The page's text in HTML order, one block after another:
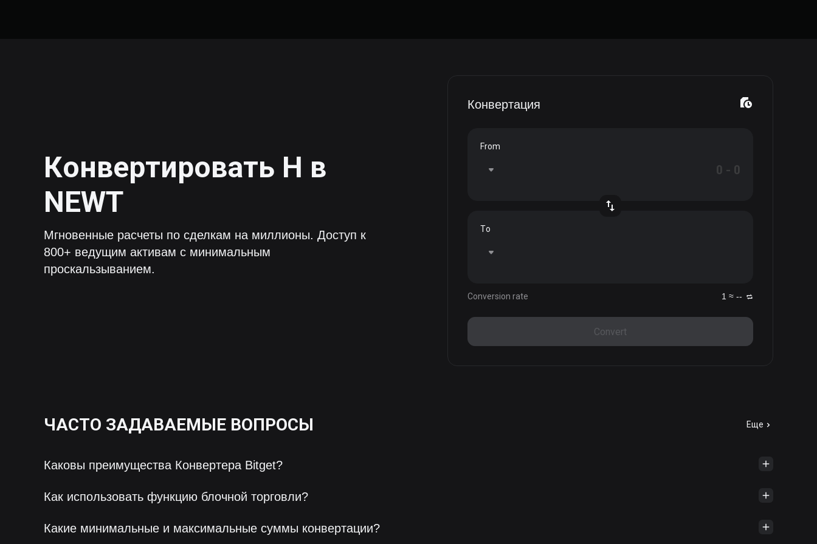
Конвертировать H в
NEWT
Мгновенные расчеты по сделкам на миллионы. Доступ к
800+ ведущим активам с минимальным
проскальзыванием.
Конвертация
From
To
Conversion rate 1 ≈ --
Convert
ЧАСТО ЗАДАВАЕМЫЕ ВОПРОСЫ Еще
Каковы преимущества Конвертера Bitget?
Как использовать функцию блочной торговли?
Какие минимальные и максимальные суммы конвертации?